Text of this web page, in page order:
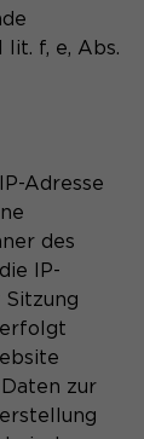
lit. f, e, Abs.
Adresse
des
IP-
Sitzung
zur